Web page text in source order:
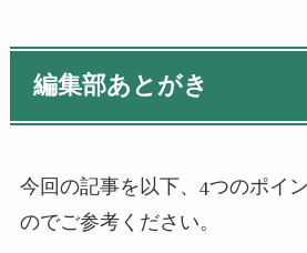
編集部あとがき
今回の記事を以下、4つのポイ
のでご参考ください。